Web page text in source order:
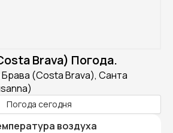
Brava) Погода.
Брава (Costa Brava), Санта
Погода сегодня
воздуха